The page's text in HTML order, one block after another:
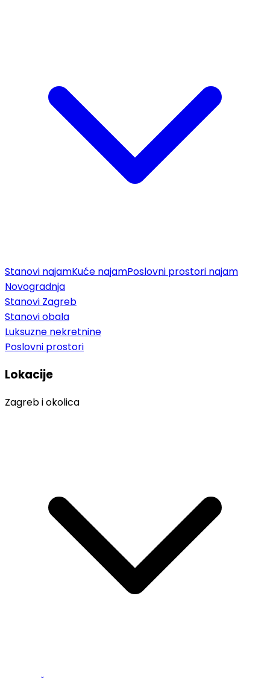
Stanovi najamKuće najamPoslovni prostori najam
Novogradnja
Stanovi Zagreb
Stanovi obala
Luksuzne nekretnine
Poslovni prostori
Lokacije
Zagreb i okolica